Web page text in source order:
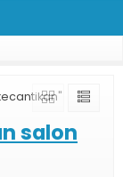
salon